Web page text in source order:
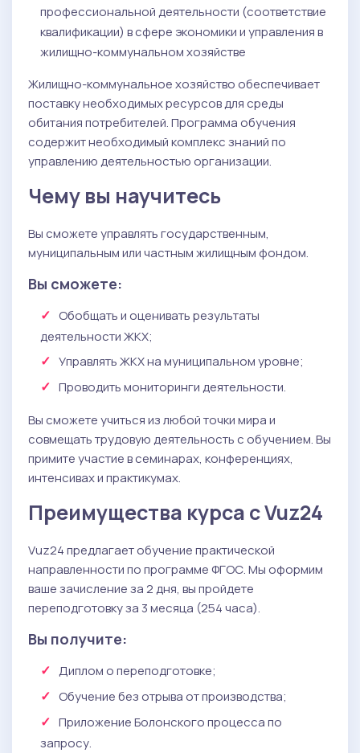
профессиональной деятельности (соответствие
квалификации) в сфере экономики и управления в
жилищно-коммунальном хозяйстве
Жилищно-коммунальное хозяйство обеспечивает
поставку необходимых ресурсов для среды
обитания потребителей. Программа обучения
содержит необходимый комплекс знаний по
управлению деятельностью организации.
Чему вы научитесь
Вы сможете управлять государственным,
муниципальным или частным жилищным фондом.
Вы сможете:
Обобщать и оценивать результаты
деятельности ЖКХ;
Управлять ЖКХ на муниципальном уровне;
Проводить мониторинги деятельности.
Вы сможете учиться из любой точки мира и
совмещать трудовую деятельность с обучением. Вы
примите участие в семинарах, конференциях,
интенсивах и практикумах.
Преимущества курса c Vuz24
Vuz24 предлагает обучение практической
направленности по программе ФГОС. Мы оформим
ваше зачисление за 2 дня, вы пройдете
переподготовку за 3 месяца (254 часа).
Вы получите:
Диплом о переподготовке;
Обучение без отрыва от производства;
Приложение Болонского процесса по
запросу.